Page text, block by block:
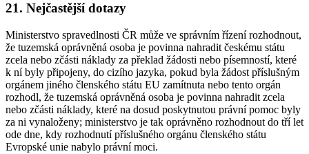
21. Nejčastější dotazy
Ministerstvo spravedlnosti ČR může ve správním řízení rozhodnout,
že tuzemská oprávněná osoba je povinna nahradit českému státu
zcela nebo zčásti náklady za překlad žádosti nebo písemností, které
k ní byly připojeny, do cizího jazyka, pokud byla žádost příslušným
orgánem jiného členského státu EU zamítnuta nebo tento orgán
rozhodl, že tuzemská oprávněná osoba je povinna nahradit zcela
nebo zčásti náklady, které na dosud poskytnutou právní pomoc byly
za ni vynaloženy; ministerstvo je tak oprávněno rozhodnout do tří let
ode dne, kdy rozhodnutí příslušného orgánu členského státu
Evropské unie nabylo právní moci.